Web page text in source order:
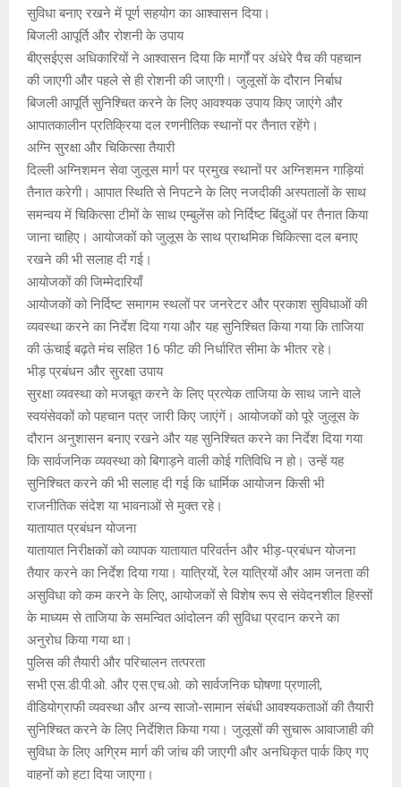
सुविधा बनाए रखने में पूर्ण सहयोग का आश्वासन दिया।
बिजली आपूर्ति और रोशनी के उपाय
बीएसईएस अधिकारियों ने आश्वासन दिया कि मार्गों पर अंधेरे पैच की पहचान
की जाएगी और पहले से ही रोशनी की जाएगी। जुलूसों के दौरान निर्बाध
बिजली आपूर्ति सुनिश्चित करने के लिए आवश्यक उपाय किए जाएंगे और
आपातकालीन प्रतिक्रिया दल रणनीतिक स्थानों पर तैनात रहेंगे।
अग्नि सुरक्षा और चिकित्सा तैयारी
दिल्ली अग्निशमन सेवा जुलूस मार्ग पर प्रमुख स्थानों पर अग्निशमन गाड़ियां
तैनात करेगी। आपात स्थिति से निपटने के लिए नजदीकी अस्पतालों के साथ
समन्वय में चिकित्सा टीमों के साथ एम्बुलेंस को निर्दिष्ट बिंदुओं पर तैनात किया
जाना चाहिए। आयोजकों को जुलूस के साथ प्राथमिक चिकित्सा दल बनाए
रखने की भी सलाह दी गई।
आयोजकों की जिम्मेदारियाँ
आयोजकों को निर्दिष्ट समागम स्थलों पर जनरेटर और प्रकाश सुविधाओं की
व्यवस्था करने का निर्देश दिया गया और यह सुनिश्चित किया गया कि ताजिया
की ऊंचाई बढ़ते मंच सहित 16 फीट की निर्धारित सीमा के भीतर रहे।
भीड़ प्रबंधन और सुरक्षा उपाय
सुरक्षा व्यवस्था को मजबूत करने के लिए प्रत्येक ताजिया के साथ जाने वाले
स्वयंसेवकों को पहचान पत्र जारी किए जाएंगें। आयोजकों को पूरे जुलूस के
दौरान अनुशासन बनाए रखने और यह सुनिश्चित करने का निर्देश दिया गया
कि सार्वजनिक व्यवस्था को बिगाड़ने वाली कोई गतिविधि न हो। उन्हें यह
सुनिश्चित करने की भी सलाह दी गई कि धार्मिक आयोजन किसी भी
राजनीतिक संदेश या भावनाओं से मुक्त रहे।
यातायात प्रबंधन योजना
यातायात निरीक्षकों को व्यापक यातायात परिवर्तन और भीड़-प्रबंधन योजना
तैयार करने का निर्देश दिया गया। यात्रियों, रेल यात्रियों और आम जनता की
असुविधा को कम करने के लिए, आयोजकों से विशेष रूप से संवेदनशील हिस्सों
के माध्यम से ताजिया के समन्वित आंदोलन की सुविधा प्रदान करने का
अनुरोध किया गया था।
पुलिस की तैयारी और परिचालन तत्परता
सभी एस.डी.पी.ओ. और एस.एच.ओ. को सार्वजनिक घोषणा प्रणाली,
वीडियोग्राफी व्यवस्था और अन्य साजो-सामान संबंधी आवश्यकताओं की तैयारी
सुनिश्चित करने के लिए निर्देशित किया गया। जुलूसों की सुचारू आवाजाही की
सुविधा के लिए अग्रिम मार्ग की जांच की जाएगी और अनधिकृत पार्क किए गए
वाहनों को हटा दिया जाएगा।